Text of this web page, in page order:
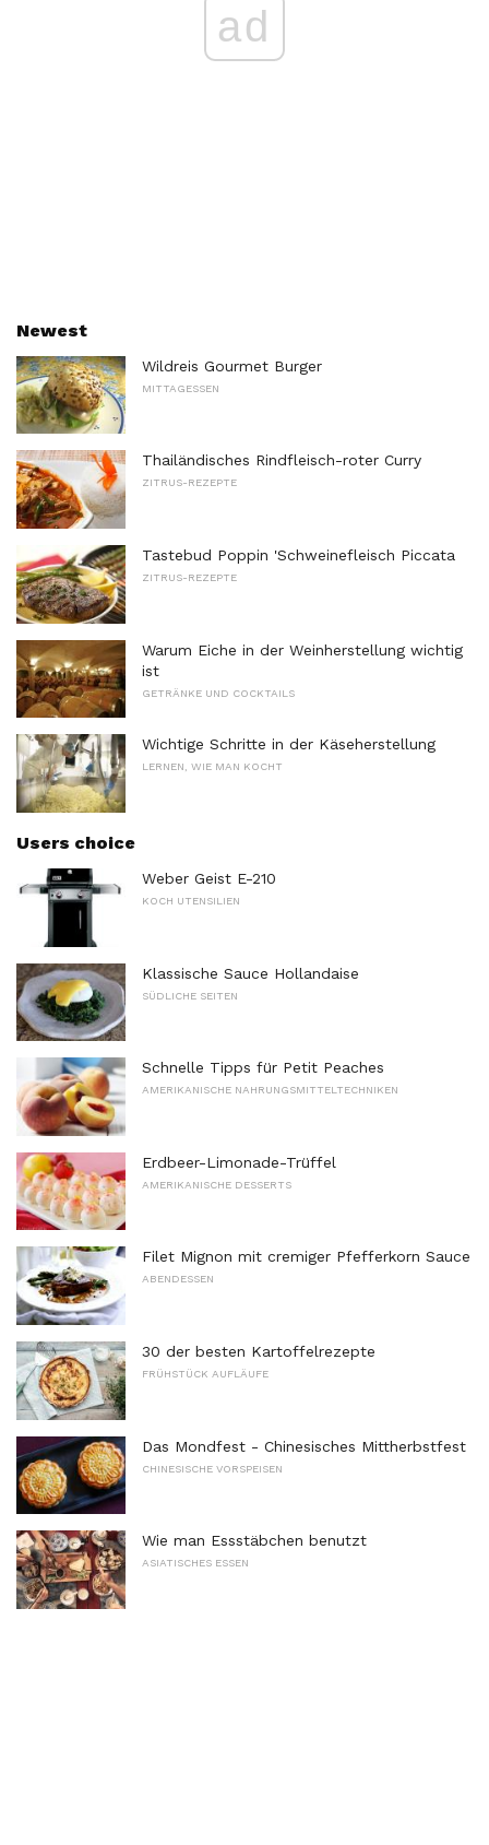
ad
Newest
Wildreis Gourmet Burger
MITTAGESSEN
Thailändisches Rindfleisch-roter Curry
ZITRUS-REZEPTE
Tastebud Poppin 'Schweinefleisch Piccata
ZITRUS-REZEPTE
Warum Eiche in der Weinherstellung wichtig
ist
GETRÄNKE UND COCKTAILS
Wichtige Schritte in der Käseherstellung
LERNEN, WIE MAN KOCHT
Users choice
Weber Geist E-210
KOCH UTENSILIEN
Klassische Sauce Hollandaise
SÜDLICHE SEITEN
Schnelle Tipps für Petit Peaches
AMERIKANISCHE NAHRUNGSMITTELTECHNIKEN
Erdbeer-Limonade-Trüffel
AMERIKANISCHE DESSERTS
Filet Mignon mit cremiger Pfefferkorn Sauce
ABENDESSEN
30 der besten Kartoffelrezepte
FRÜHSTÜCK AUFLÄUFE
Das Mondfest - Chinesisches Mittherbstfest
CHINESISCHE VORSPEISEN
Wie man Essstäbchen benutzt
ASIATISCHES ESSEN